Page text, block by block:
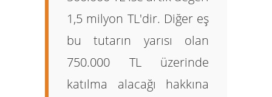
1,5 milyon TL'dir. Diğer eş
bu tutarın yarısı olan
750.000 TL üzerinde
katılma alacağı hakkına